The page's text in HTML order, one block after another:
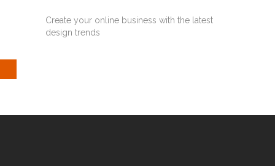
Create your online business with the latest
design trends